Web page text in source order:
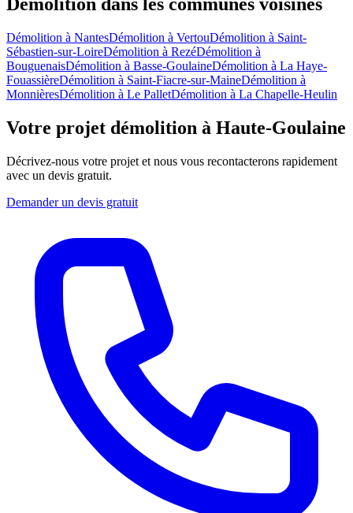
Démolition dans les communes voisines
Démolition à NantesDémolition à VertouDémolition à Saint-
Sébastien-sur-LoireDémolition à RezéDémolition à
BouguenaisDémolition à Basse-GoulaineDémolition à La Haye-
FouassièreDémolition à Saint-Fiacre-sur-MaineDémolition à
MonnièresDémolition à Le PalletDémolition à La Chapelle-Heulin
Votre projet démolition à Haute-Goulaine
Décrivez-nous votre projet et nous vous recontacterons rapidement
avec un devis gratuit.
Demander un devis gratuit